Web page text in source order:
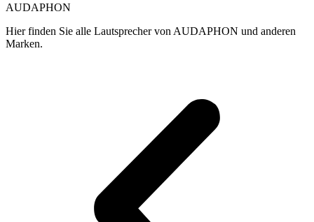
AUDAPHON
Hier finden Sie alle Lautsprecher von AUDAPHON und anderen
Marken.